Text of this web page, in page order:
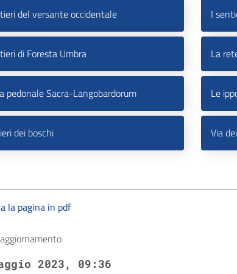
del versante occidentale I
di Foresta Umbra La
pedonale Sacra-Langobardorum Le
dei boschi Via
la pagina in pdf
2023, 09:36